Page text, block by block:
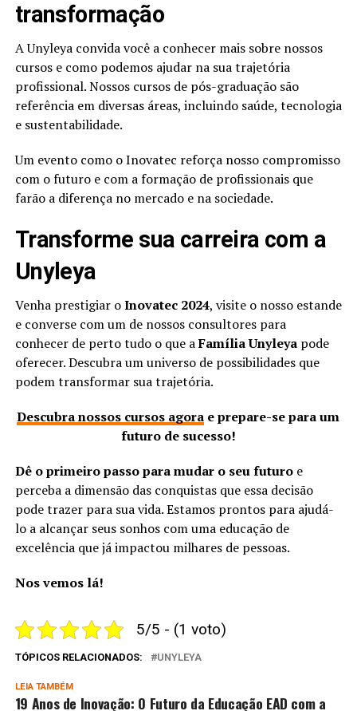
transformação
A Unyleya convida você a conhecer mais sobre nossos
cursos e como podemos ajudar na sua trajetória
profissional. Nossos cursos de pós-graduação são
referência em diversas áreas, incluindo saúde, tecnologia
e sustentabilidade.
Um evento como o Inovatec reforça nosso compromisso
com o futuro e com a formação de profissionais que
farão a diferença no mercado e na sociedade.
Transforme sua carreira com a
Unyleya
Venha prestigiar oInovatec 2024, visite o nosso estande
e converse com um de nossos consultores para
conhecer de perto tudo o que aFamília Unyleyapode
oferecer. Descubra um universo de possibilidades que
podem transformar sua trajetória.
Descubra nossos cursos agora e prepare-se para um
futuro de sucesso!
Dê o primeiro passo para mudar o seu futuroe
perceba a dimensão das conquistas que essa decisão
pode trazer para sua vida. Estamos prontos para ajudá-
lo a alcançar seus sonhos com uma educação de
excelência que já impactou milhares de pessoas.
Nos vemos lá!
5/5 - (1 voto)
TÓPICOS RELACIONADOS: UNYLEYA
LEIA TAMBÉM
19 Anos de Inovação: O Futuro da Educação EAD com a